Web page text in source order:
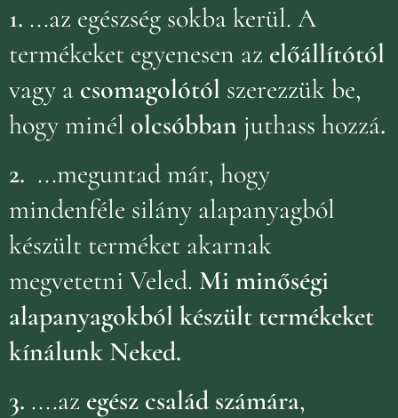
1. ...az egészség sokba kerül. A
termékeket egyenesen az előállítótól
vagy a csomagolótól szerezzük be,
hogy minél olcsóbban juthass hozzá.
2. ...meguntad már, hogy
mindenféle silány alapanyagból
készült terméket akarnak
megvetetni Veled. Mi minőségi
alapanyagokból készült termékeket
kínálunk Neked.
3. ....az egész család számára,